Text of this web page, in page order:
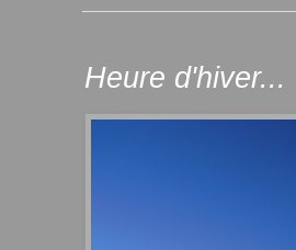
Heure d'hiver...